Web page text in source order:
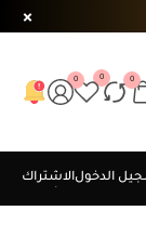
0
0
0